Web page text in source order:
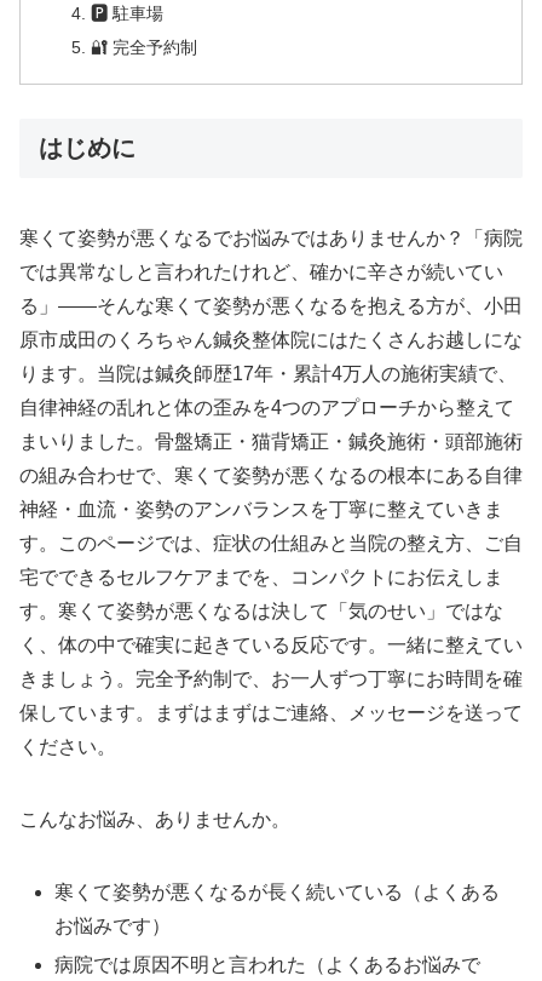
🅿 駐車場
🔐 完全予約制
はじめに
寒くて姿勢が悪くなるでお悩みではありませんか？「病院
では異常なしと言われたけれど、確かに辛さが続いてい
る」——そんな寒くて姿勢が悪くなるを抱える方が、小田
原市成田のくろちゃん鍼灸整体院にはたくさんお越しにな
ります。当院は鍼灸師歴17年・累計4万人の施術実績で、
自律神経の乱れと体の歪みを4つのアプローチから整えて
まいりました。骨盤矯正・猫背矯正・鍼灸施術・頭部施術
の組み合わせで、寒くて姿勢が悪くなるの根本にある自律
神経・血流・姿勢のアンバランスを丁寧に整えていきま
す。このページでは、症状の仕組みと当院の整え方、ご自
宅でできるセルフケアまでを、コンパクトにお伝えしま
す。寒くて姿勢が悪くなるは決して「気のせい」ではな
く、体の中で確実に起きている反応です。一緒に整えてい
きましょう。完全予約制で、お一人ずつ丁寧にお時間を確
保しています。まずはまずはご連絡、メッセージを送って
ください。
こんなお悩み、ありませんか。
寒くて姿勢が悪くなるが長く続いている（よくある
お悩みです）
病院では原因不明と言われた（よくあるお悩みで